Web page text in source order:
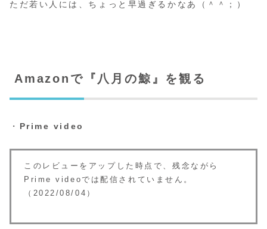
ただ若い人には、ちょっと早過ぎるかなあ（＾＾；）
Amazonで『八月の鯨』を観る
・ Prime video
このレビューをアップした時点で、残念ながら
Prime videoでは配信されていません。
（2022/08/04）